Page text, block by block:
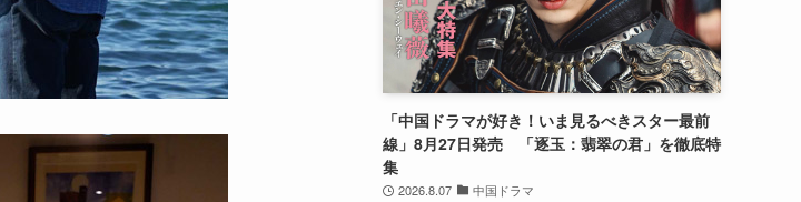
「中国ドラマが好き！いま見るべきスター最前
線」8月27日発売 「逐玉：翡翠の君」を徹底特
集
2026.8.07 中国ドラマ